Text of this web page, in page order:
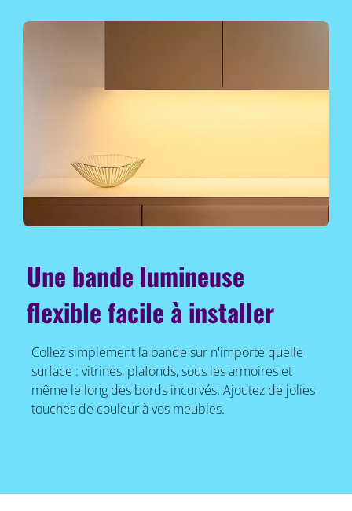
Une bande lumineuse
flexible facile à installer
Collez simplement la bande sur n'importe quelle
surface : vitrines, plafonds, sous les armoires et
même le long des bords incurvés. Ajoutez de jolies
touches de couleur à vos meubles.